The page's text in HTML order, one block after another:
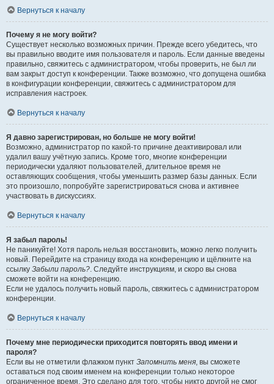
Вернуться к началу
Почему я не могу войти?
Существует несколько возможных причин. Прежде всего убедитесь, что
вы правильно вводите имя пользователя и пароль. Если данные введены
правильно, свяжитесь с администратором, чтобы проверить, не был ли
вам закрыт доступ к конференции. Также возможно, что допущена ошибка
в конфигурации конференции, свяжитесь с администратором для
исправления настроек.
Вернуться к началу
Я давно зарегистрирован, но больше не могу войти!
Возможно, администратор по какой-то причине деактивировал или
удалил вашу учётную запись. Кроме того, многие конференции
периодически удаляют пользователей, длительное время не
оставляющих сообщения, чтобы уменьшить размер базы данных. Если
это произошло, попробуйте зарегистрироваться снова и активнее
участвовать в дискуссиях.
Вернуться к началу
Я забыл пароль!
Не паникуйте! Хотя пароль нельзя восстановить, можно легко получить
новый. Перейдите на страницу входа на конференцию и щёлкните на
ссылку Забыли пароль?. Следуйте инструкциям, и скоро вы снова
сможете войти на конференцию.
Если не удалось получить новый пароль, свяжитесь с администратором
конференции.
Вернуться к началу
Почему мне периодически приходится повторять ввод имени и
пароля?
Если вы не отметили флажком пункт Запомнить меня, вы сможете
оставаться под своим именем на конференции только некоторое
ограниченное время. Это сделано для того, чтобы никто другой не смог